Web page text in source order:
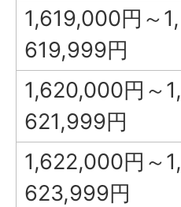
1,619,000円～1,
619,999円
1,620,000円～1,
621,999円
1,622,000円～1,
623,999円